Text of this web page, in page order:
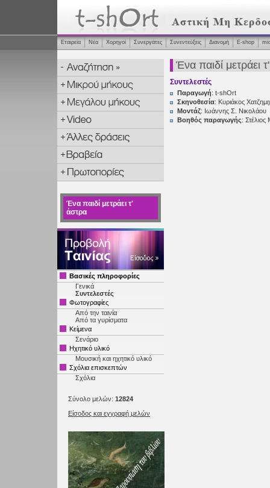
Εταιρεία Νέα Χορηγοί Συνεργάτες Συνεντεύξεις Διανομή Ε-shop
Ένα παιδί μετράει τ'
άστρα
Βασικές πληροφορίες
Γενικά
Συντελεστές
Φωτογραφίες
Από την ταινία
Από τα γυρίσματα
Κείμενα
Σενάριο
Ηχητικό υλικό
Μουσική και ηχητικό υλικό
Σχόλια επισκεπτών
Σχόλια
Σύνολο μελών: 12824
Είσοδος και εγγραφή μελών
Ένα παιδί μετράει
Συντελεστές
Παραγωγή: t-shOrt
Σκηνοθεσία: Κυριάκος
Μοντάζ: Ιωάννης Σ. Νικολάου
Βοηθός παραγωγής: